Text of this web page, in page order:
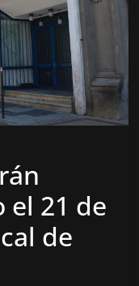
el 21 de
de